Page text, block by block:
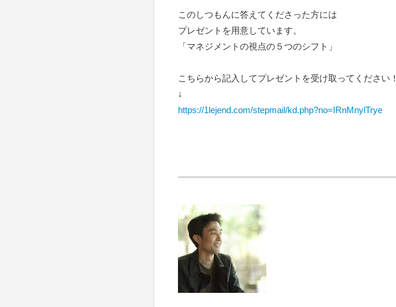
このしつもんに答えてくださった方には
プレゼントを用意しています。
「マネジメントの視点の５つのシフト」
こちらから記入してプレゼントを受け取ってください！
↓
https://1lejend.com/stepmail/kd.php?no=IRnMnylTrye